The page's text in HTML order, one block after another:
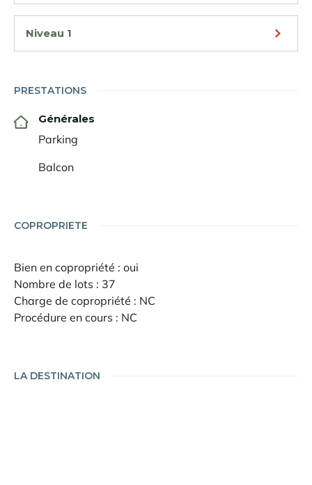
Niveau 1
PRESTATIONS
Générales
Parking
Balcon
COPROPRIETE
Bien en copropriété : oui
Nombre de lots : 37
Charge de copropriété : NC
Procédure en cours : NC
LA DESTINATION